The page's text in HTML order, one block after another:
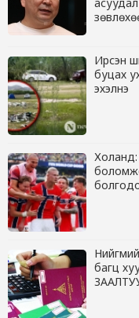
Ирсэн
буцах
эхэлнэ
багц